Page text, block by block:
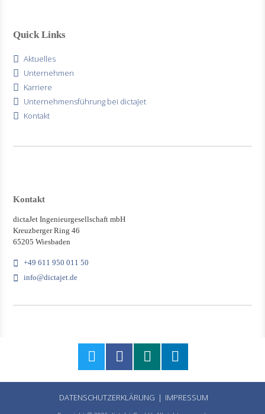
Quick Links
Aktuelles
Unternehmen
Karriere
Unternehmensführung bei dictaJet
Kontakt
Kontakt
dictaJet Ingenieurgesellschaft mbH
Kreuzberger Ring 46
65205 Wiesbaden
+49 611 950 011 50
info@dictajet.de
DATENSCHUTZERKLÄRUNG IMPRESSUM